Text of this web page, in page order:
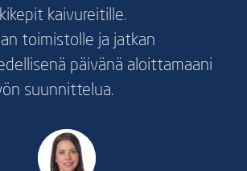
kaivureitille.
toimistolle ja jatkan
päivänä aloittamaani
suunnittelua.